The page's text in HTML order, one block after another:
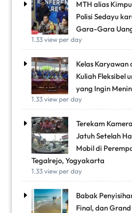
MTH alias
Polisi Sedayu
Gara-Gara
1.33 view per day
Kelas Karyawan
Kuliah Fleksibel
yang Ingin
1.33 view per day
Terekam
Jatuh Setelah
Mobil di
Tegalrejo, Yogyakarta
1.33 view per day
Babak
Final, dan